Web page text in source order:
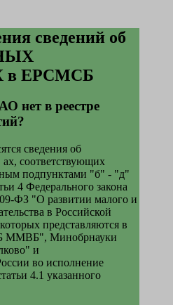
сведений об
ЕРСМСБ
нет в реестре
сведения об
ах, соответствующих
подпунктами "б" - "д"
4 Федерального закона
ФЗ "О развитии малого и
в Российской
представляются в
ММВБ", Минобрнауки
и
во исполнение
4.1 указанного